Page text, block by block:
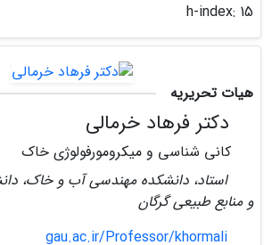
h-index: 15
هیات تحریریه
دکتر فرهاد خرمالی
کانی شناسی و میکرومورفولوژی خاک
استاد، دانشکده مهندسی آب و خاک،
و منابع طبیعی گرگان
gau.ac.ir/Professor/khormali